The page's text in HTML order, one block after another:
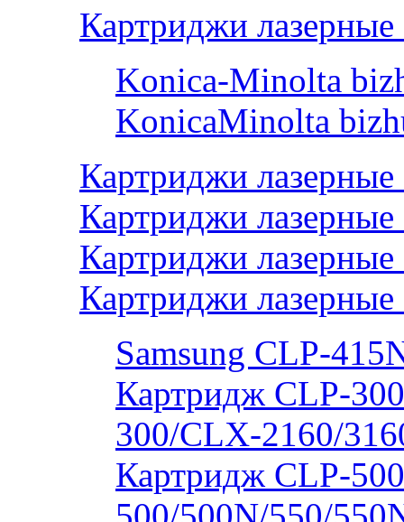
Картриджи
Konica-Minolta
KonicaMinolta
Картриджи
Картриджи лазерные
Картриджи лазерные
Картриджи лазерные
Samsung CLP-
Картридж CLP-
300/CLX-2160/
Картридж CLP-